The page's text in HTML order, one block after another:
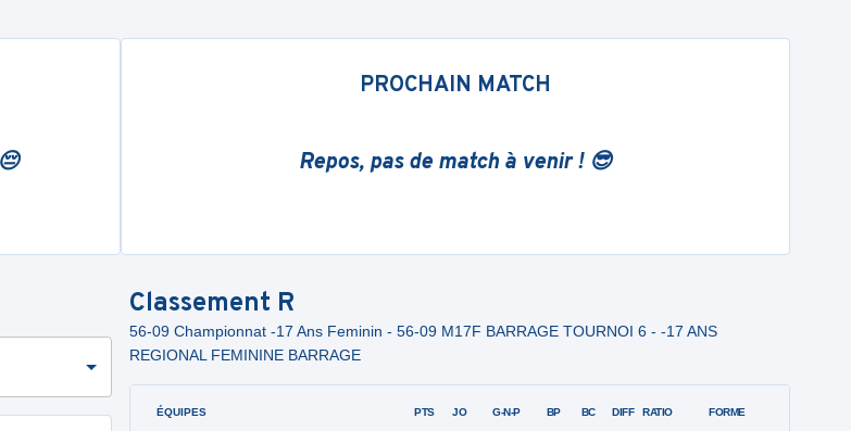
PROCHAIN MATCH
Repos, pas de match à venir ! 😎
Classement R
56-09 Championnat -17 Ans Feminin - 56-09 M17F BARRAGE TOURNOI 6 - -17 ANS
REGIONAL FEMININE BARRAGE
ÉQUIPES PTS JO G-N-P BP BC DIFF RATIO FORME